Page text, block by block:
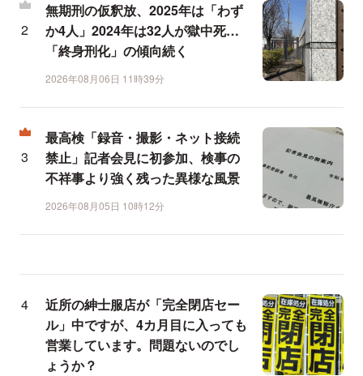
無期刑の仮釈放、2025年は「わず
か4人」2024年は32人が獄中死…
「終身刑化」の傾向続く
2026年08月06日 11時39分
最高検「録音・撮影・ネット接続
禁止」記者会見に初参加、検事の
不祥事より強く残った異様な風景
2026年08月05日 10時12分
近所の紳士服店が「完全閉店セー
ル」中ですが、4カ月目に入っても
営業しています。問題ないのでし
ょうか？